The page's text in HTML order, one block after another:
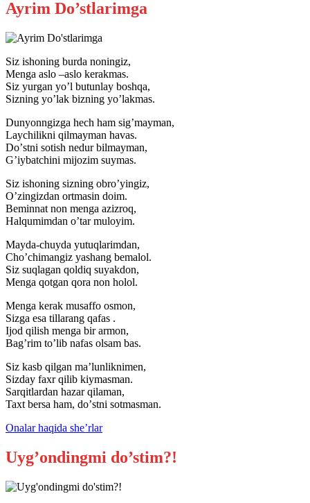
Ayrim Do’stlarimga
Siz ishoning burda noningiz,
Menga aslo –aslo kerakmas.
Siz yurgan yoʼl butunlay boshqa,
Sizning yoʼlak bizning yoʼlakmas.
Dunyonngizga hech ham sigʼmayman,
Laychilikni qilmayman havas.
Doʼstni sotish nedur bilmayman,
Gʼiybatchini mijozim suymas.
Siz ishoning sizning obroʼyingiz,
Oʼzingizdan ortmasin doim.
Beminnat non menga azizroq,
Halqumimdan oʼtar muloyim.
Mayda-chuyda yutuqlarimdan,
Choʼchimangiz yashang bemalol.
Siz suqlagan qoldiq suyakdon,
Menga qotgan qora non holol.
Menga kerak musaffo osmon,
Sizga esa tillarang qafas .
Ijod qilish menga bir armon,
Bagʼrim toʼlib nafas olsam bas.
Siz kasb qilgan maʼlunliknimen,
Sizday faxr qilib kiymasman.
Sarqitlardan hazar qilaman,
Taxt bersa ham, doʼstni sotmasman.
Onalar haqida she’rlar
Uyg’ondingmi do’stim?!